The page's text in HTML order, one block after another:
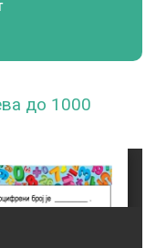
до 1000